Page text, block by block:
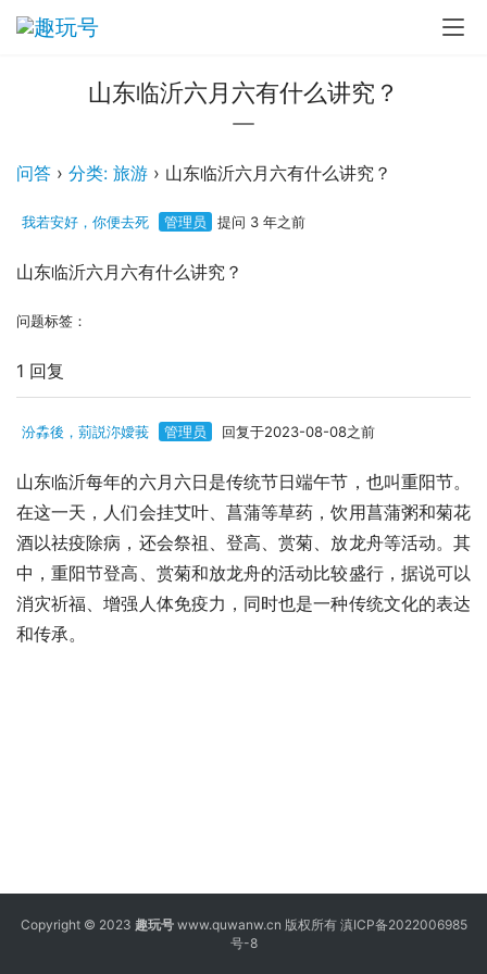
山东临沂六月六有什么讲究？
问答 › 分类: 旅游 › 山东临沂六月六有什么讲究？
我若安好，你便去死 管理员 提问 3 年之前
山东临沂六月六有什么讲究？
问题标签：
1 回复
汾掱後，莂説沵嬡莪 管理员 回复于2023-08-08之前
山东临沂每年的六月六日是传统节日端午节，也叫重阳节。
在这一天，人们会挂艾叶、菖蒲等草药，饮用菖蒲粥和菊花
酒以祛疫除病，还会祭祖、登高、赏菊、放龙舟等活动。其
中，重阳节登高、赏菊和放龙舟的活动比较盛行，据说可以
消灾祈福、增强人体免疫力，同时也是一种传统文化的表达
和传承。
Copyright © 2023 趣玩号www.quwanw.cn 版权所有 滇ICP备2022006985
号-8